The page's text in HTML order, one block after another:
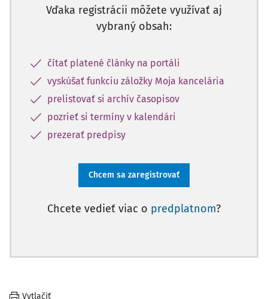
Vďaka registrácii môžete využívať aj
vybraný obsah:
čítať platené články na portáli
vyskúšať funkciu záložky Moja kancelária
prelistovať si archív časopisov
pozrieť si termíny v kalendári
prezerať predpisy
Chcem sa zaregistrovať
Chcete vedieť viac o predplatnom?
Vytlačiť